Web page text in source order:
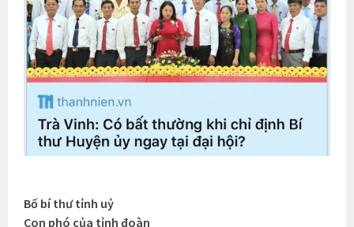
Bố bí thư tỉnh uỷ
Con phó của tỉnh đoàn